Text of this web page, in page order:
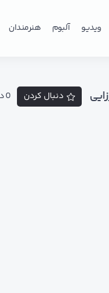
ویدیو آلبوم هنرمندان
دنبال کردن 0 دنبال کننده